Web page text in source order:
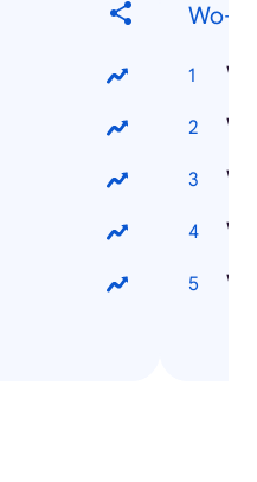
Wo-